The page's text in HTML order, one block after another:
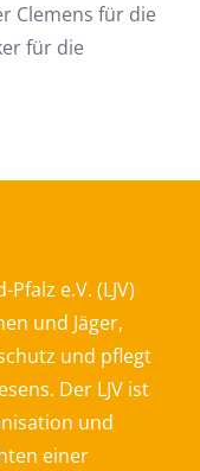
Clemens für die
für die
e.V. (LJV)
und Jäger,
und pflegt
Der LJV ist
und
einer